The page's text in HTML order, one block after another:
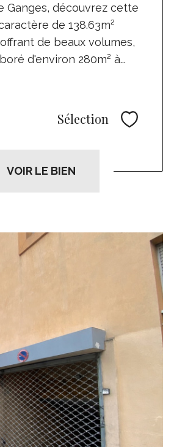
Ganges, découvrez cette
de 138.63m²
de beaux volumes,
d'environ 280m² à...
Sélection
VOIR LE BIEN